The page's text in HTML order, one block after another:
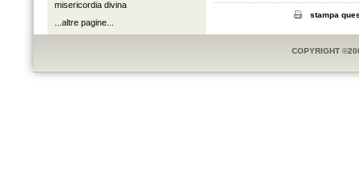
misericordia divina
...altre pagine...
stampa
COPYRIGHT